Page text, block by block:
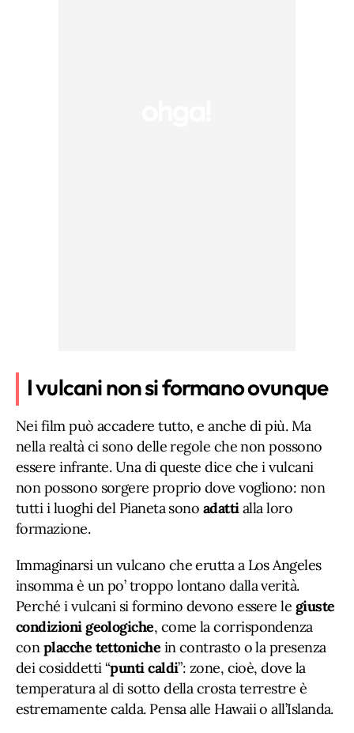
I vulcani non si formano ovunque
Nei film può accadere tutto, e anche di più. Ma
nella realtà ci sono delle regole che non possono
essere infrante. Una di queste dice che i vulcani
non possono sorgere proprio dove vogliono: non
tutti i luoghi del Pianeta sono adattialla loro
formazione.
Immaginarsi un vulcano che erutta a Los Angeles
insomma è un po’ troppo lontano dalla verità.
Perché i vulcani si formino devono essere le giuste
condizionigeologiche, come la corrispondenza
conplacche tettoniche in contrasto o la presenza
dei cosiddetti “punti caldi”: zone, cioè, dove la
temperatura al di sotto della crosta terrestre è
estremamente calda. Pensa alle Hawaii o all’Islanda.